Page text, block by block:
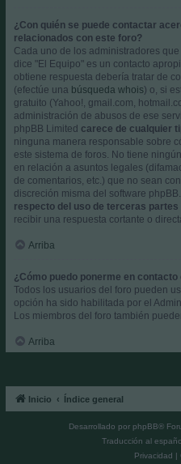
¿Con quién se puede contactar
relacionados con este foro?
Cada uno de los administradores
dice "El Equipo" es un contacto
obtiene respuesta debería tratar de
(efectúe una búsqueda whois) o, si
gratuito (Yahoo!, gmail.com,
administración de abusos de ese
phpBB Limited carece de cualquier
ninguna manera responsable sobre
este sistema de foros. No tiene
en relación a asuntos legales
de comentarios, etc.) que no sean
discreción misma del software
respecto del uso de terceras partes
recibir una respuesta cortante o
Arriba
¿Cómo puedo ponerme en
Todos los usuarios del foro pueden
opción ha sido habilitada por el
Los miembros del foro también
Arriba
Inicio Índice general
Desarrollado por phpBB®
Traducción al
Privacidad |